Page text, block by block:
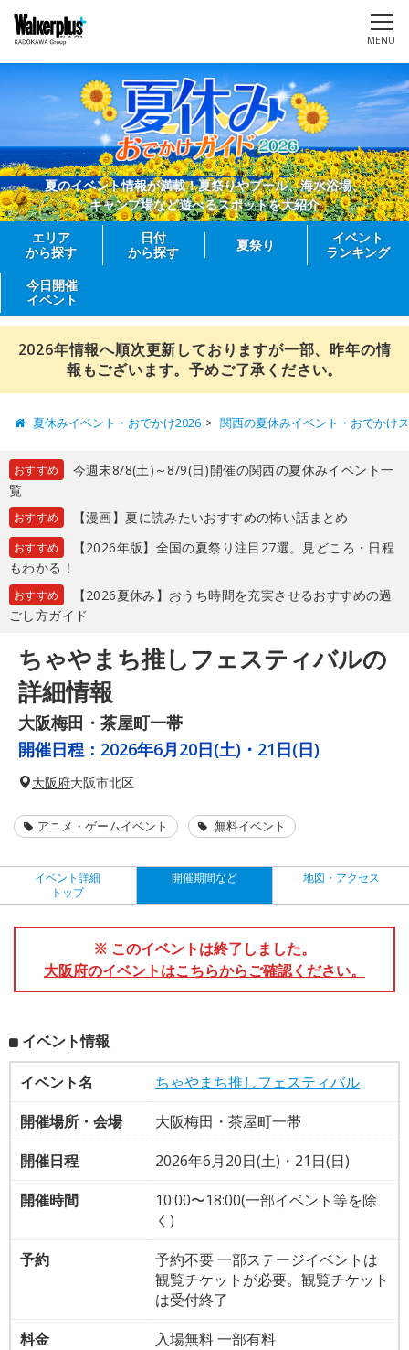
MENU
夏のイベント情報が満載！夏祭りやプール、海水浴場、
キャンプ場など遊べるスポットを大紹介
エリア
から探す
日付
から探す
夏祭り
イベント
ランキング
今日開催
イベント
2026年情報へ順次更新しておりますが一部、昨年の情
報もございます。予めご了承ください。
夏休みイベント・おでかけ2026 関西の夏休みイベント・おでかけ
おすすめ
今週末8/8(土)～8/9(日)開催の関西の夏休みイベント一
覧
おすすめ 【漫画】夏に読みたいおすすめの怖い話まとめ
おすすめ
【2026年版】全国の夏祭り注目27選。見どころ・日程
もわかる！
おすすめ
【2026夏休み】おうち時間を充実させるおすすめの過
ごし方ガイド
ちゃやまち推しフェスティバルの
詳細情報
大阪梅田・茶屋町一帯
開催日程： 2026年6月20日(土)・21日(日)
大阪府大阪市北区
アニメ・ゲームイベント 無料イベント
イベント詳細
トップ
開催期間など 地図・アクセス
※ このイベントは終了しました。
大阪府のイベントはこちらからご確認ください。
イベント情報
イベント名
ちゃやまち推しフェスティバル
開催場所・会場
大阪梅田・茶屋町一帯
開催日程
2026年6月20日(土)・21日(日)
開催時間
10:00〜18:00(一部イベント等を除
く)
予約
予約不要 一部ステージイベントは
観覧チケットが必要。観覧チケット
は受付終了
料金
入場無料 一部有料